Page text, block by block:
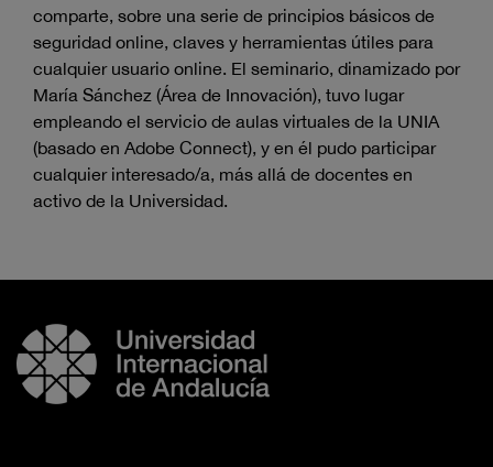
comparte, sobre una serie de principios básicos de
seguridad online, claves y herramientas útiles para
cualquier usuario online. El seminario, dinamizado por
María Sánchez (Área de Innovación), tuvo lugar
empleando el servicio de aulas virtuales de la UNIA
(basado en Adobe Connect), y en él pudo participar
cualquier interesado/a, más allá de docentes en
activo de la Universidad.